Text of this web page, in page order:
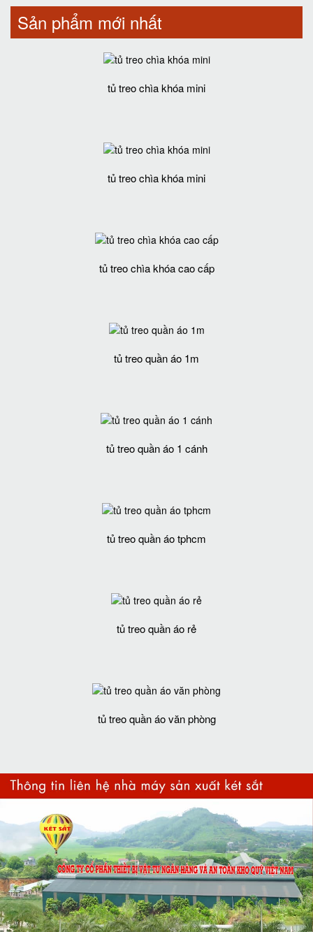
Sản phẩm mới nhất
tủ treo chìa khóa mini
tủ treo chìa khóa mini
tủ treo chìa khóa cao cấp
tủ treo quần áo 1m
tủ treo quần áo 1 cánh
tủ treo quần áo tphcm
tủ treo quần áo rẻ
tủ treo quần áo văn phòng